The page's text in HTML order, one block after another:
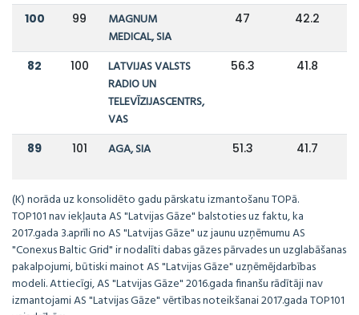
100 99
MAGNUM
MEDICAL, SIA
47 42.2
82 100
LATVIJAS VALSTS
RADIO UN
TELEVĪZIJASCENTRS,
VAS
56.3 41.8
89 101 AGA, SIA 51.3 41.7
(K) norāda uz konsolidēto gadu pārskatu izmantošanu TOPā.
TOP101 nav iekļauta AS "Latvijas Gāze" balstoties uz faktu, ka
2017.gada 3.aprīli no AS "Latvijas Gāze" uz jaunu uzņēmumu AS
"Conexus Baltic Grid" ir nodalīti dabas gāzes pārvades un uzglabāšanas
pakalpojumi, būtiski mainot AS "Latvijas Gāze" uzņēmējdarbības
modeli. Attiecīgi, AS "Latvijas Gāze" 2016.gada finanšu rādītāji nav
izmantojami AS "Latvijas Gāze" vērtības noteikšanai 2017.gada TOP101